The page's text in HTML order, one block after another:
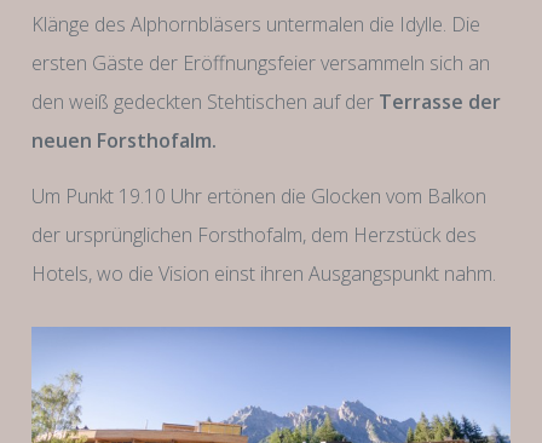
Klänge des Alphornbläsers untermalen die Idylle. Die
ersten Gäste der Eröffnungsfeier versammeln sich an
den weiß gedeckten Stehtischen auf der Terrasse der
neuen Forsthofalm.
Um Punkt 19.10 Uhr ertönen die Glocken vom Balkon
der ursprünglichen Forsthofalm, dem Herzstück des
Hotels, wo die Vision einst ihren Ausgangspunkt nahm.